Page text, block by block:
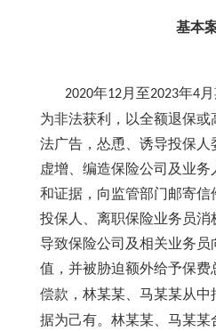
基本
2020年12月至2023年4
为非法获利，以全额退保
法广告，怂恿、诱导投保人
虚增、编造保险公司及业
和证据，向监管部门邮寄
投保人、离职保险业务员消
导致保险公司及相关业务
值，并被胁迫额外给予保费
偿款，林某某、马某某从中
据为己有。林某某、马某